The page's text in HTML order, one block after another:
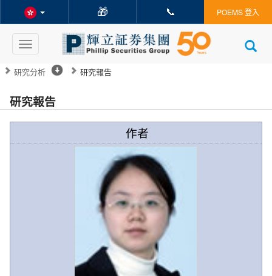
🎁 📞 POEMS 登入
Toggle
navigation
研究分析 研究報告
研究報告
作者